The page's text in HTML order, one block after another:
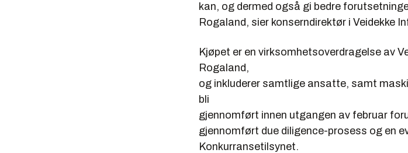
kan, og dermed også gi bedre
Rogaland, sier konserndirektør i Veidekke
Kjøpet er en virksomhetsoverdragelse av
Rogaland,
og inkluderer samtlige ansatte, samt
bli
gjennomført innen utgangen av februar
gjennomført due diligence-prosess og en
Konkurransetilsynet.